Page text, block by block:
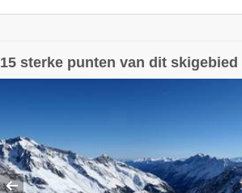
15 sterke punten van dit skigebied